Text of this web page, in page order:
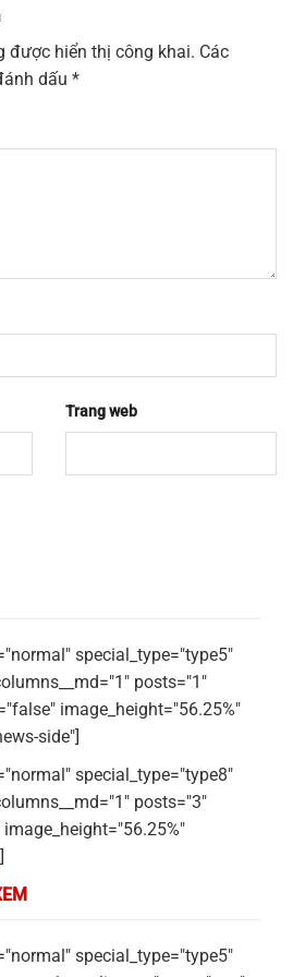
được hiển thị công khai. Các
dấu *
Trang web
special_type="type5"
posts="1"
image_height="56.25%"
side"]
special_type="type8"
posts="3"
special_type="type5"